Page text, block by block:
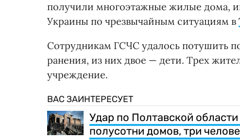
получили многоэтажные жилые дома,
Украины по чрезвычайным ситуациям в
Сотрудникам ГСЧС удалось потушить
ранения, из них двое — дети. Трех
учреждение.
ВАС ЗАИНТЕРЕСУЕТ
Удар по Полтавской
полусотни домов, три